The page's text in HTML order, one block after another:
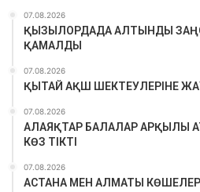
07.08.2026
ҚЫЗЫЛОРДАДА АЛТЫНДЫ
ҚАМАЛДЫ
07.08.2026
ҚЫТАЙ АҚШ ШЕКТЕУЛЕРІНЕ
07.08.2026
АЛАЯҚТАР БАЛАЛАР АРҚЫЛЫ
КӨЗ ТІКТІ
07.08.2026
АСТАНА МЕН АЛМАТЫ